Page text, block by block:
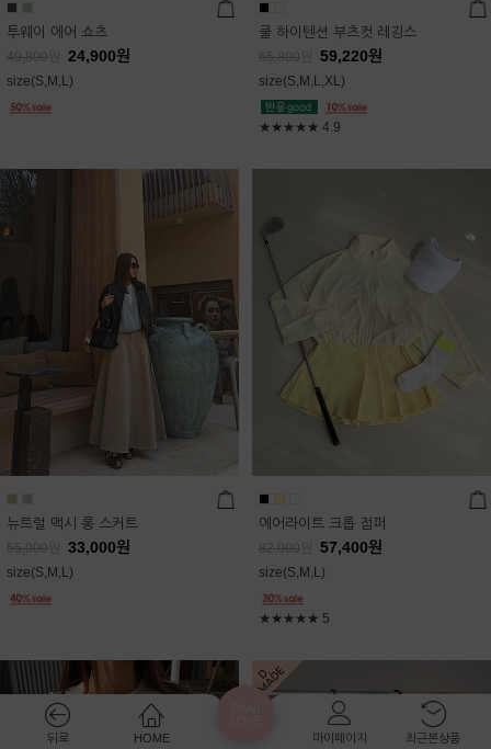
투웨이 에어 쇼츠
49,800 24,900원
size(S,M,L)
쿨 하이텐션 부츠컷 레깅스
65,800 59,220원
size(S,M,L,XL)
★★★★★ 4.9
뉴트럴 맥시 롱 스커트
55,000 33,000원
size(S,M,L)
에어라이트 크롭 점퍼
82,000 57,400원
size(S,M,L)
★★★★★ 5
뒤로 HOME
마이페이지
최근본상품